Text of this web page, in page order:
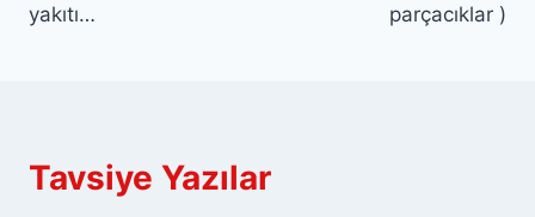
yakıtı…
parçacıklar )
Tavsiye Yazılar